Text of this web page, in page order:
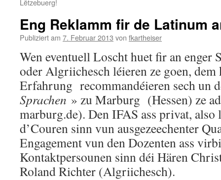
Lëtzebuerg!
Eng Reklamm fir de Latinum
Publiziert am 7. Februar 2013 von fkartheiser
Wen eventuell Loscht huet fir an enger
oder Algriichesch léieren ze goen, dem
Erfahrung recommandéieren sech un
Sprachen » zu Marburg (Hessen) ze
marburg.de). Den IFAS ass privat, also
d’Couren sinn vun ausgezeechenter
Engagement vun den Dozenten ass
Kontaktpersounen sinn déi Hären
Roland Richter (Algriichesch).